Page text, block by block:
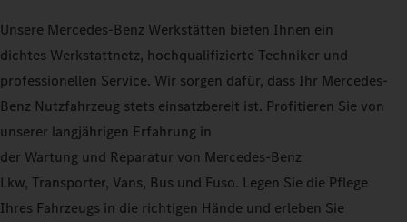
Unsere Mercedes-Benz Werkstätten bieten Ihnen ein
dichtes Werkstattnetz, hochqualifizierte Techniker und
professionellen Service. Wir sorgen dafür, dass Ihr Mercedes-
Benz Nutzfahrzeug stets einsatzbereit ist. Profitieren Sie von
unserer langjährigen Erfahrung in
der Wartung und Reparatur von Mercedes-Benz
Lkw, Transporter, Vans, Bus und Fuso. Legen Sie die Pflege
Ihres Fahrzeugs in die richtigen Hände und erleben Sie